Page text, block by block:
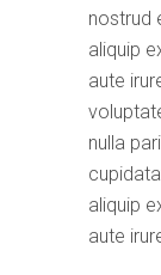
nostrud
aliquip
aute
nulla
aliquip
aute